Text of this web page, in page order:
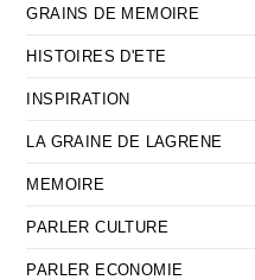
GRAINS DE MEMOIRE
HISTOIRES D'ETE
INSPIRATION
LA GRAINE DE LAGRENE
MEMOIRE
PARLER CULTURE
PARLER ECONOMIE